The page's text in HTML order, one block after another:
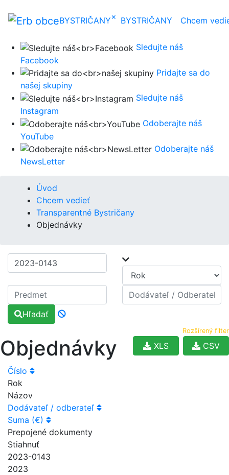
BYSTRIČANY× BYSTRIČANY Chcem
Sledujte náš
Facebook
Pridajte sa do
našej skupiny
Sledujte náš
Instagram
Odoberajte náš
YouTube
Odoberajte náš
NewsLetter
Úvod
Chcem vedieť
Transparentné Bystričany
Objednávky
Hľadať
Rozšírený filter
Objednávky CSV
XLS
Číslo
Rok
Názov
Dodávateľ / odberateľ
Suma (€)
Prepojené dokumenty
Stiahnuť
2023-0143
2023